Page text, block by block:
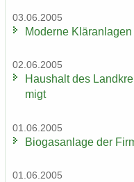
03.06.2005
Mo­der­ne
02.06.2005
Haus­halt des
migt
01.06.2005
Bio­gas­an­la­ge der
01.06.2005